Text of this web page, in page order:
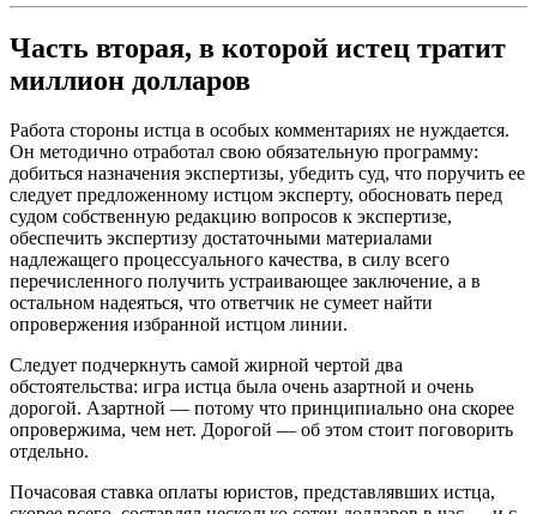
Часть вторая, в которой истец тратит
миллион долларов
Работа стороны истца в особых комментариях не нуждается.
Он методично отработал свою обязательную программу:
добиться назначения экспертизы, убедить суд, что поручить ее
следует предложенному истцом эксперту, обосновать перед
судом собственную редакцию вопросов к экспертизе,
обеспечить экспертизу достаточными материалами
надлежащего процессуального качества, в силу всего
перечисленного получить устраивающее заключение, а в
остальном надеяться, что ответчик не сумеет найти
опровержения избранной истцом линии.
Следует подчеркнуть самой жирной чертой два
обстоятельства: игра истца была очень азартной и очень
дорогой. Азартной — потому что принципиально она скорее
опровержима, чем нет. Дорогой — об этом стоит поговорить
отдельно.
Почасовая ставка оплаты юристов, представлявших истца,